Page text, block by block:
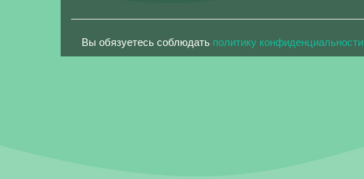
Вы обязуетесь соблюдать политику конфиденциальности